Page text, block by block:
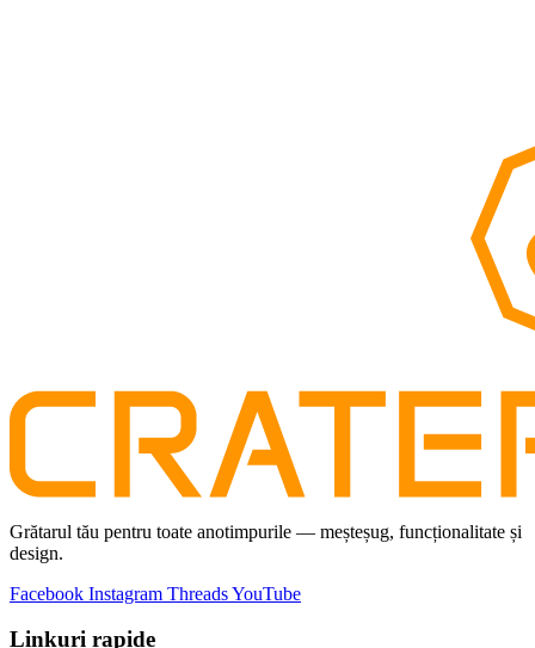
Grătarul tău pentru toate anotimpurile — meșteșug, funcționalitate și
design.
Facebook Instagram ThreadsYouTube
Linkuri rapide